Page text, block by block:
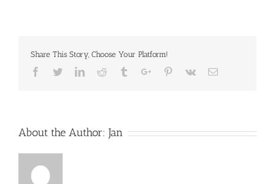
Share This Story, Choose Your Platform!
Facebook
TwitterLinkedinReddit TumblrGoogle+Pinterest
Vk Email
About the Author: Jan